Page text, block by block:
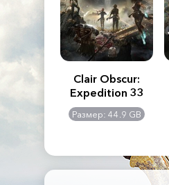
Creed
Clair Obscur:
Expedition 33
Размер: 44.9 GB